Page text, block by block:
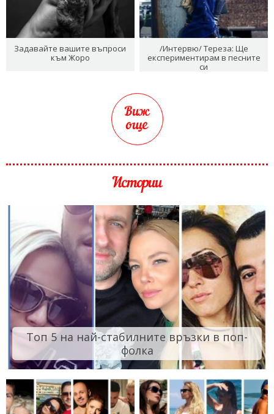
Задавайте вашите въпроси
към Жоро
/Интервю/ Тереза: Ще
експериментирам в песните
си
Виж
още
Истории
Топ 5 на най-стабилните връзки в поп-
фолка